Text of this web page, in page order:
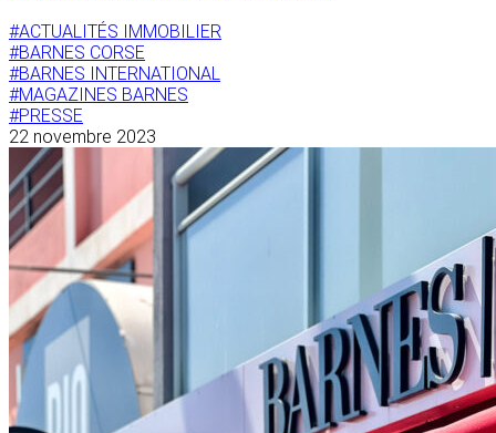
#ACTUALITÉS IMMOBILIER
#BARNES CORSE
#BARNES INTERNATIONAL
#MAGAZINES BARNES
#PRESSE
22 novembre 2023